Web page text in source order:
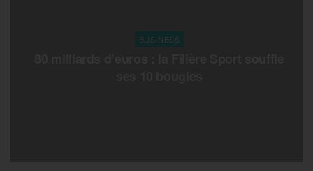
BUSINESS